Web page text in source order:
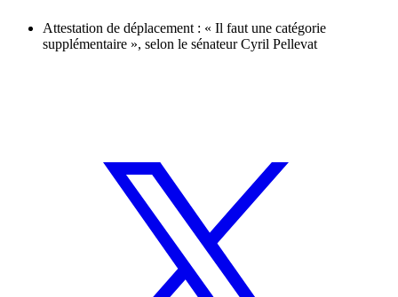
Attestation de déplacement : « Il faut une catégorie
supplémentaire », selon le sénateur Cyril Pellevat